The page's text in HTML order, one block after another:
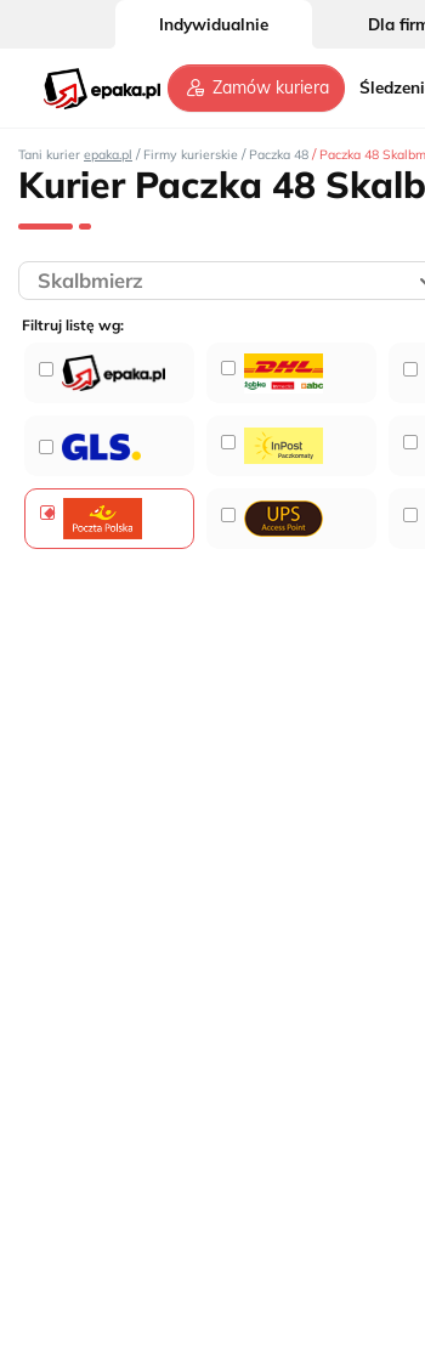
Indywidualnie Dla
Zamów kuriera
Tani kurier epaka.pl / Firmy kurierskie / Paczka 48 / Paczka 48
Kurier Paczka 48
Filtruj listę wg: